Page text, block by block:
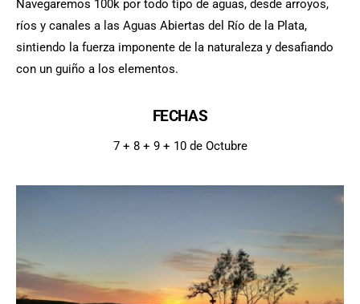
Navegaremos 100k por todo tipo de aguas, desde arroyos,
ríos y canales a las Aguas Abiertas del Río de la Plata,
sintiendo la fuerza imponente de la naturaleza y desafiando
con un guiño a los elementos.
FECHAS
7 + 8 + 9 + 10 de Octubre